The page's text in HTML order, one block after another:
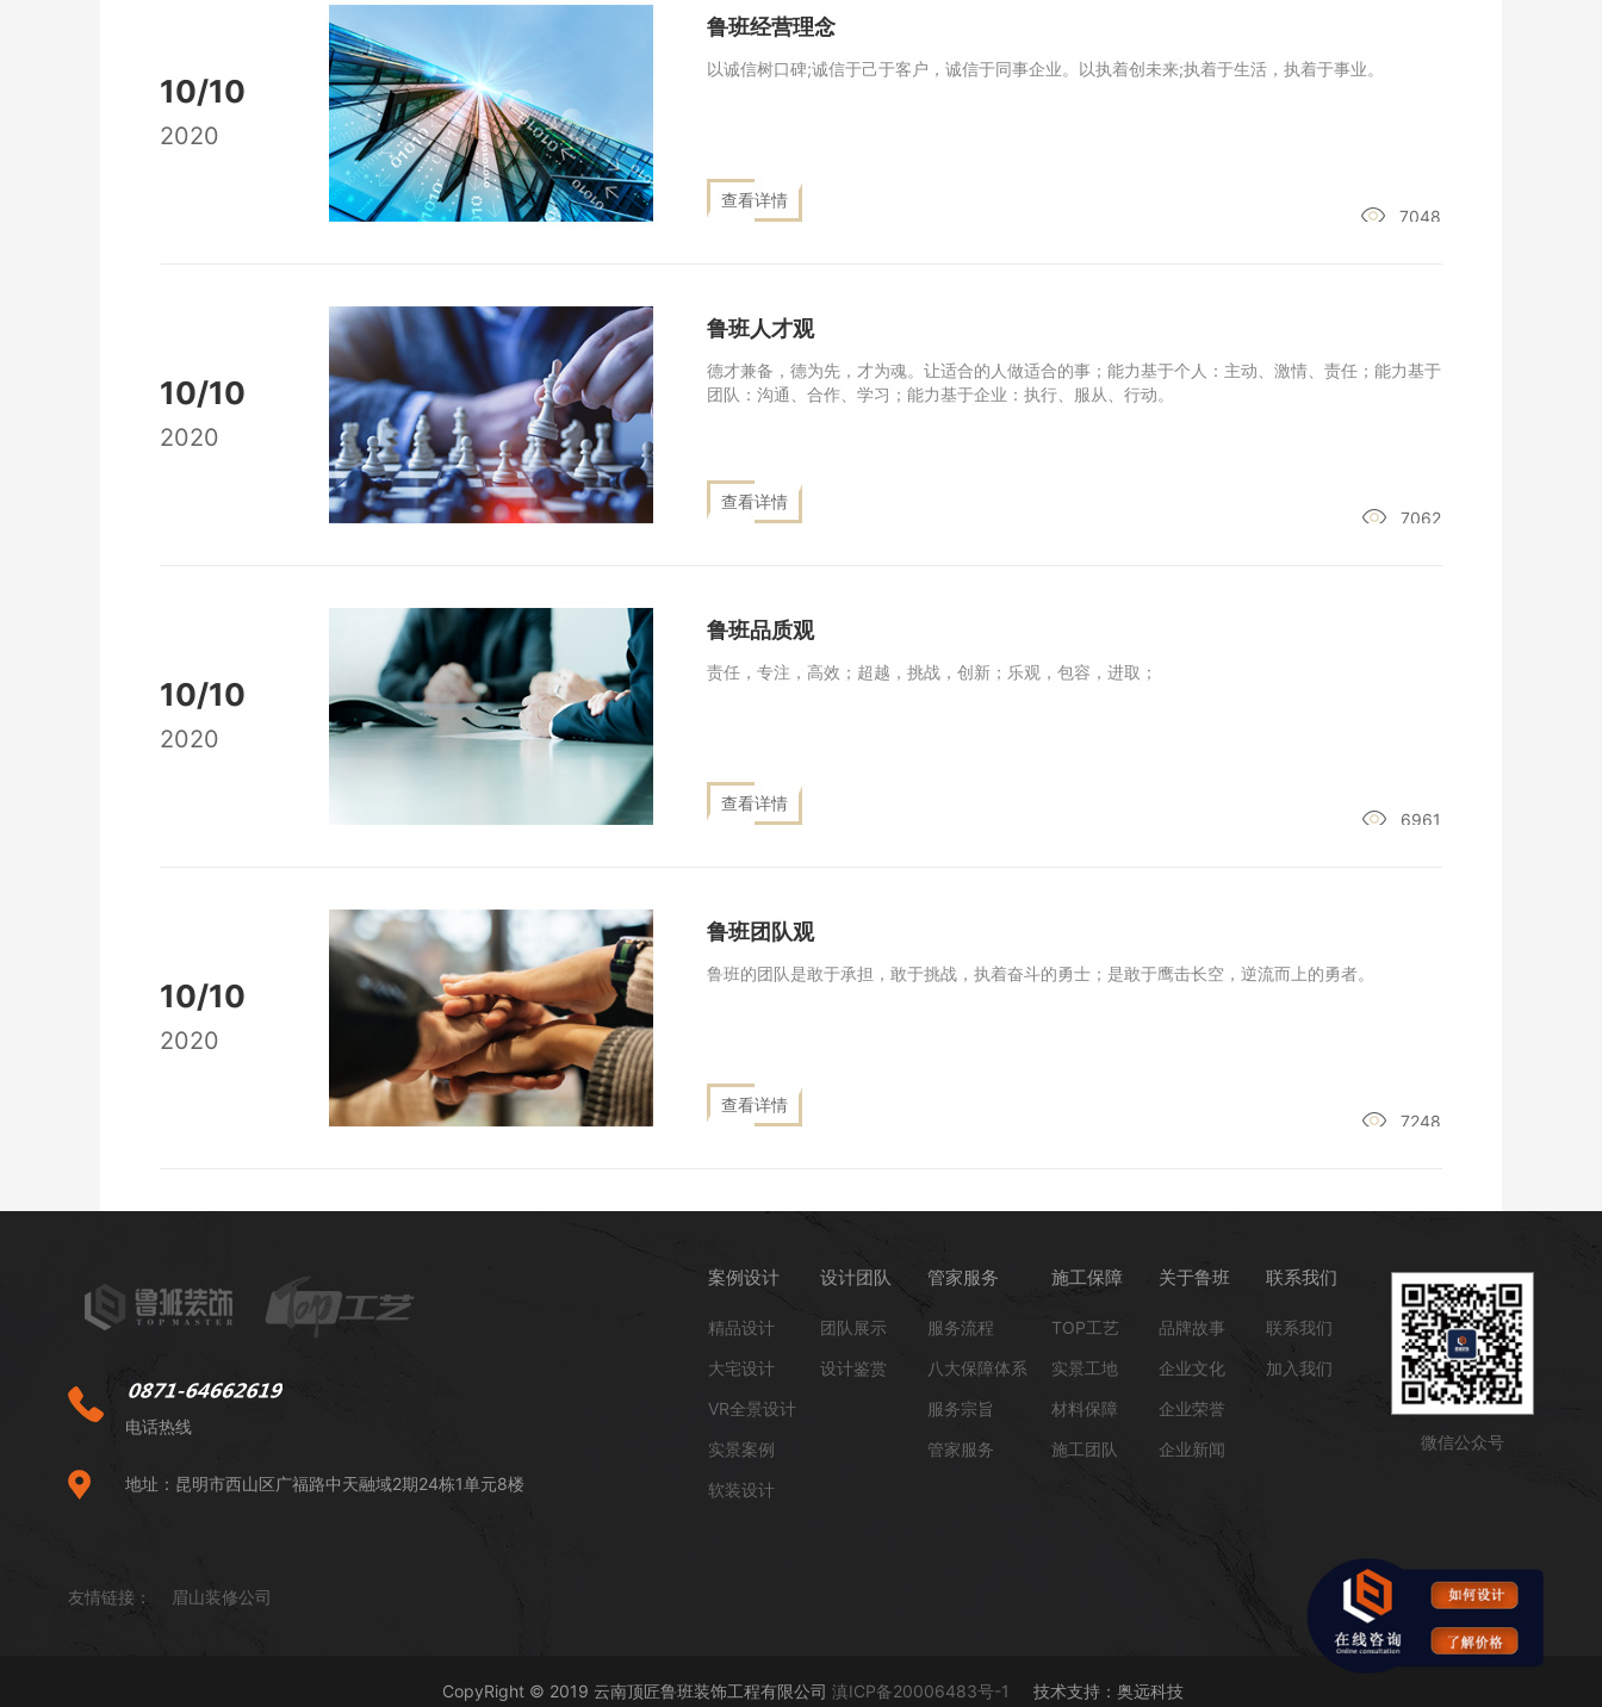
10/10
2020
鲁班经营理念
以诚信树口碑;诚信于己于客户，诚信于同事企业。以执着创未来;执着于生活，执着于事业。
7048
查看详情
10/10
2020
鲁班人才观
德才兼备，德为先，才为魂。让适合的人做适合的事；能力基于个人：主动、激情、责任；能力基于
团队：沟通、合作、学习；能力基于企业：执行、服从、行动。
7062
查看详情
10/10
2020
鲁班品质观
责任，专注，高效；超越，挑战，创新；乐观，包容，进取；
6961
查看详情
10/10
2020
鲁班团队观
鲁班的团队是敢于承担，敢于挑战，执着奋斗的勇士；是敢于鹰击长空，逆流而上的勇者。
7248
查看详情
电话热线
地址：昆明市西山区广福路中天融域2期24栋1单元8楼
微信公众号
案例设计
精品设计
大宅设计
VR全景设计
实景案例
软装设计
设计团队
团队展示
设计鉴赏
管家服务
服务流程
八大保障体系
服务宗旨
管家服务
施工保障
TOP工艺
实景工地
材料保障
施工团队
关于鲁班
品牌故事
企业文化
企业荣誉
企业新闻
联系我们
联系我们
加入我们
友情链接： 眉山装修公司
CopyRight © 2019 云南顶匠鲁班装饰工程有限公司 滇ICP备20006483号-1 技术支持： 奥远科技